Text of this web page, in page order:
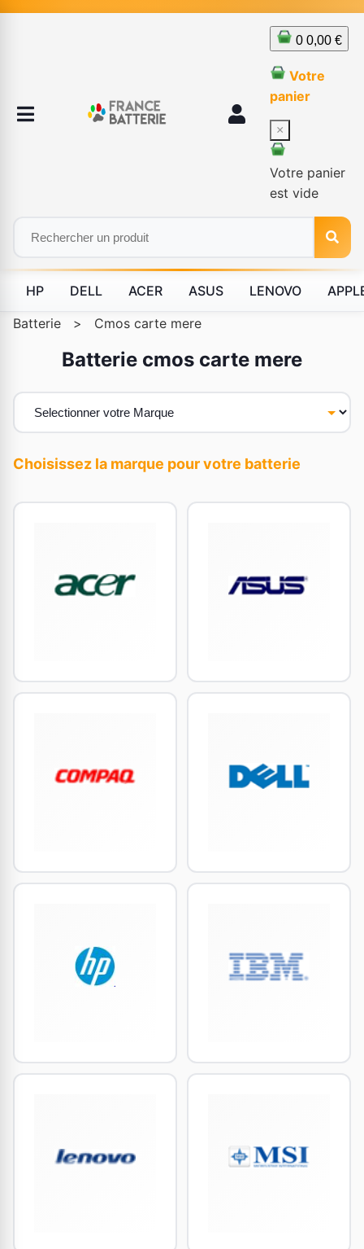
0 0,00 €
Votre
panier
×
Votre panier
est vide
HP DELL ACER ASUS LENOVO
Batterie > Cmos carte mere
Batterie cmos carte mere
Choisissez la marque pour votre batterie